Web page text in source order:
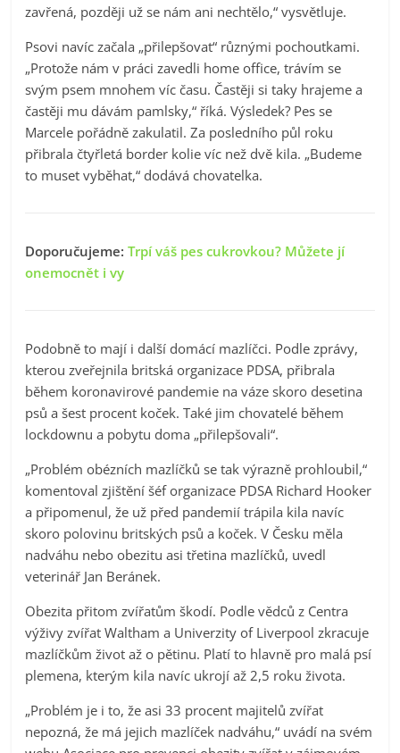
zavřená, později už se nám ani nechtělo,“ vysvětluje.
Psovi navíc začala „přilepšovat“ různými pochoutkami.
„Protože nám v práci zavedli home office, trávím se
svým psem mnohem víc času. Častěji si taky hrajeme a
častěji mu dávám pamlsky,“ říká. Výsledek? Pes se
Marcele pořádně zakulatil. Za posledního půl roku
přibrala čtyřletá border kolie víc než dvě kila. „Budeme
to muset vyběhat,“ dodává chovatelka.
Doporučujeme:Trpí váš pes cukrovkou? Můžete jí
onemocnět i vy
Podobně to mají i další domácí mazlíčci. Podle zprávy,
kterou zveřejnila britská organizace PDSA, přibrala
během koronavirové pandemie na váze skoro desetina
psů a šest procent koček. Také jim chovatelé během
lockdownu a pobytu doma „přilepšovali“.
„Problém obézních mazlíčků se tak výrazně prohloubil,“
komentoval zjištění šéf organizace PDSA Richard Hooker
a připomenul, že už před pandemií trápila kila navíc
skoro polovinu britských psů a koček. V Česku měla
nadváhu nebo obezitu asi třetina mazlíčků, uvedl
veterinář Jan Beránek.
Obezita přitom zvířatům škodí. Podle vědců z Centra
výživy zvířat Waltham a Univerzity of Liverpool zkracuje
mazlíčkům život až o pětinu. Platí to hlavně pro malá psí
plemena, kterým kila navíc ukrojí až 2,5 roku života.
„Problém je i to, že asi 33 procent majitelů zvířat
nepozná, že má jejich mazlíček nadváhu,“ uvádí na svém